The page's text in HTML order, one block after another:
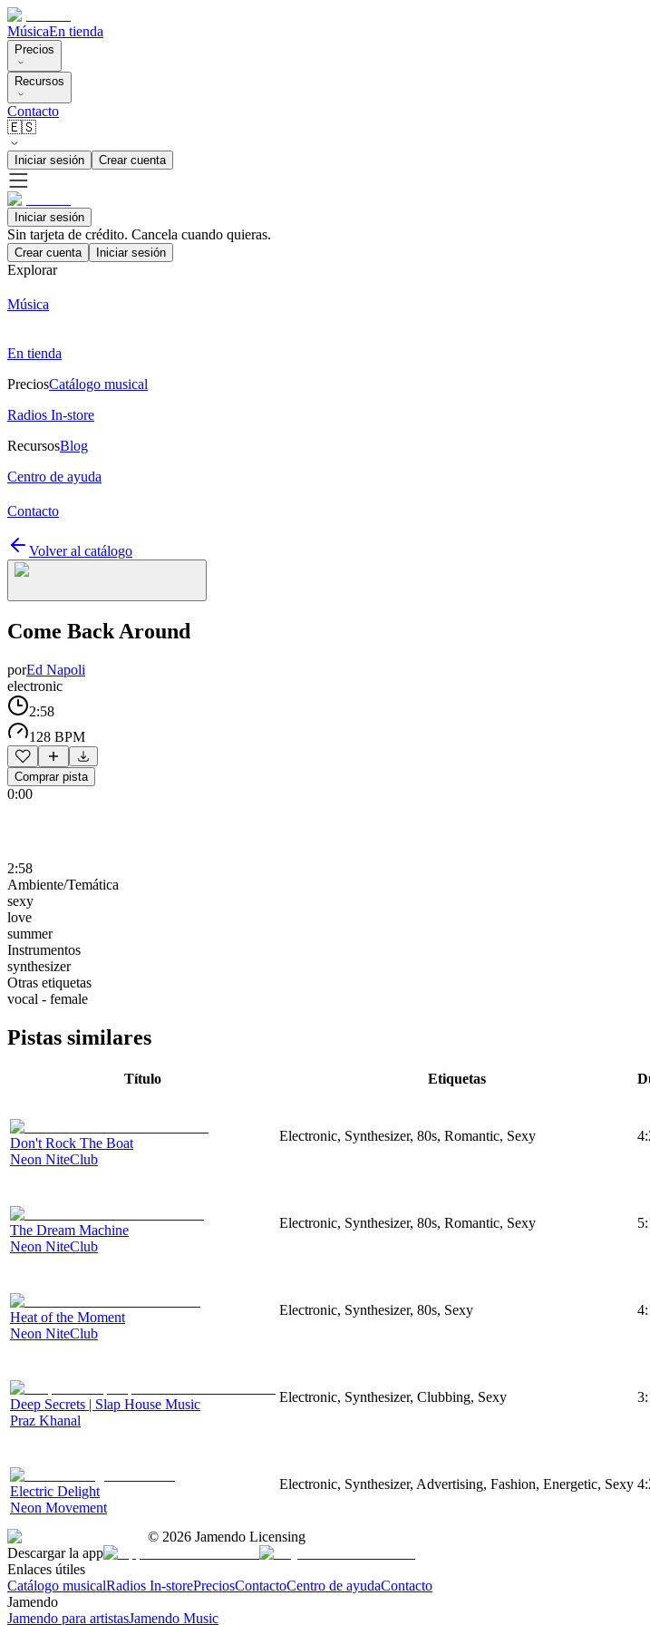
MúsicaEn tienda
Precios
Recursos
Contacto
🇪🇸
Iniciar sesión Crear cuenta
Iniciar sesión
Sin tarjeta de crédito. Cancela cuando quieras.
Crear cuenta Iniciar sesión
Explorar
Música
En tienda
PreciosCatálogo musical
Radios In-store
RecursosBlog
Centro de ayuda
Contacto
Volver al catálogo
Come Back Around
porEd Napoli
electronic
2:58
128 BPM
Comprar pista
0:00
2:58
Ambiente/Temática
sexy
love
summer
Instrumentos
synthesizer
Otras etiquetas
vocal - female
Pistas similares
Título Etiquetas
Don't Rock The Boat
Neon NiteClub
Electronic, Synthesizer, 80s, Romantic, Sexy
The Dream Machine
Neon NiteClub
Electronic, Synthesizer, 80s, Romantic, Sexy
Heat of the Moment
Neon NiteClub
Electronic, Synthesizer, 80s, Sexy
Deep Secrets | Slap House Music
Praz Khanal
Electronic, Synthesizer, Clubbing, Sexy
Electric Delight
Neon Movement
Electronic, Synthesizer, Advertising, Fashion, Energetic, Sexy
© 2026 Jamendo Licensing
Descargar la app
Enlaces útiles
Catálogo musicalRadios In-storePreciosContactoCentro de ayudaContacto
Jamendo
Jamendo para artistasJamendo Music